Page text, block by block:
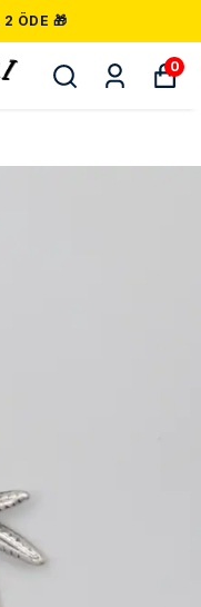
2 ÖDE 🎁
0